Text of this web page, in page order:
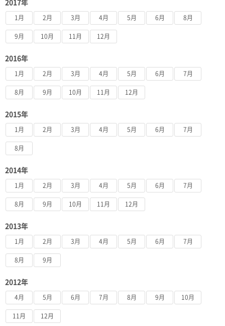
2017年
1月 2月 3月 4月 5月 6月 8月
9月 10月 11月 12月
2016年
1月 2月 3月 4月 5月 6月 7月
8月 9月 10月 11月 12月
2015年
1月 2月 3月 4月 5月 6月 7月
8月
2014年
1月 2月 3月 4月 5月 6月 7月
8月 9月 10月 11月 12月
2013年
1月 2月 3月 4月 5月 6月 7月
8月 9月
2012年
4月 5月 6月 7月 8月 9月 10月
11月 12月